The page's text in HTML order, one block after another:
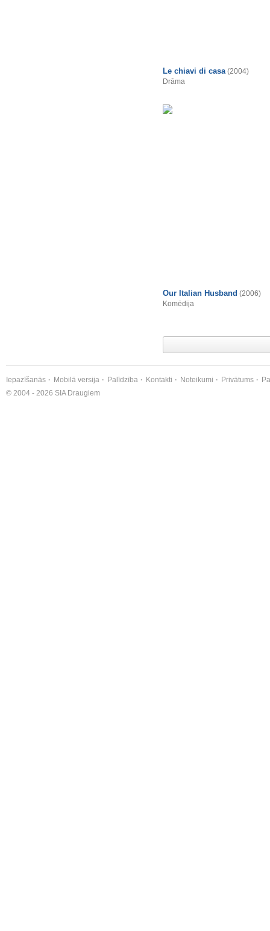
Le chiavi di casa (2004)
Drāma
Our Italian Husband (2006)
Komēdija
Iepazīšanās Mobilā versija Palīdzība Kontakti Noteikumi Privātums
© 2004 - 2026 SIA Draugiem